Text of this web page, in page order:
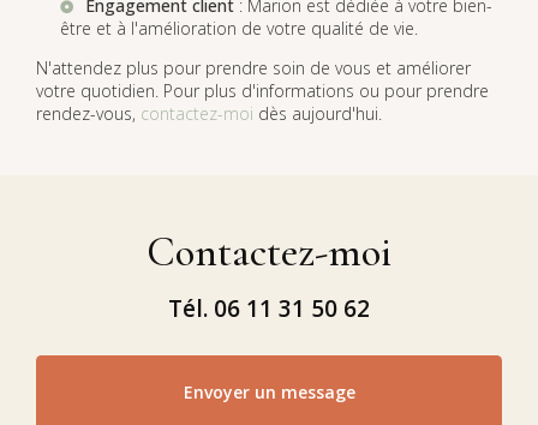
Engagement client : Marion est dédiée à votre bien-
être et à l'amélioration de votre qualité de vie.
N'attendez plus pour prendre soin de vous et améliorer
votre quotidien. Pour plus d'informations ou pour prendre
rendez-vous, contactez-moi dès aujourd'hui.
Contactez-moi
Tél. 06 11 31 50 62
Envoyer un message